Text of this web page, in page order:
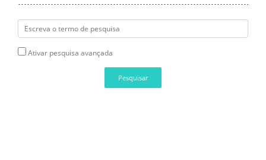
Ativar pesquisa avançada
Pesquisar